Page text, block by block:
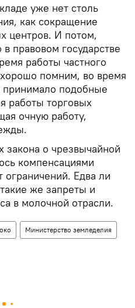
уже нет столь
как сокращение
центров. И потом,
правовом государстве
работы частного
помним, во время
принимало подобные
работы торговых
очную работу,
закона о чрезвычайной
компенсациями
Едва ли
же запреты и
в молочной отрасли.
Министерство земледелия